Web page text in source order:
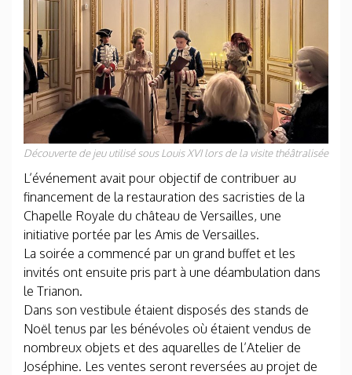
Découverte de jeu utilisé sous Louis XVI lors de la visite théâtralisée
L’événement avait pour objectif de contribuer au
financement de la restauration des sacristies de la
Chapelle Royale du château de Versailles, une
initiative portée par les Amis de Versailles.
La soirée a commencé par un grand buffet et les
invités ont ensuite pris part à une déambulation dans
le Trianon.
Dans son vestibule étaient disposés des stands de
Noël tenus par les bénévoles où étaient vendus de
nombreux objets et des aquarelles de l’Atelier de
Joséphine. Les ventes seront reversées au projet de